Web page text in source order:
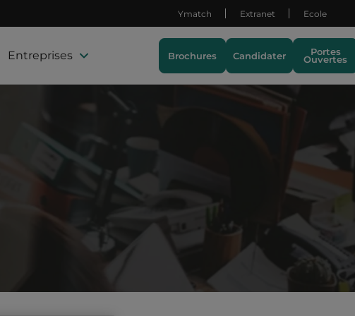
Entreprises
Ymatch Extranet Ecole
Brochures Candidater Portes
Ouvertes